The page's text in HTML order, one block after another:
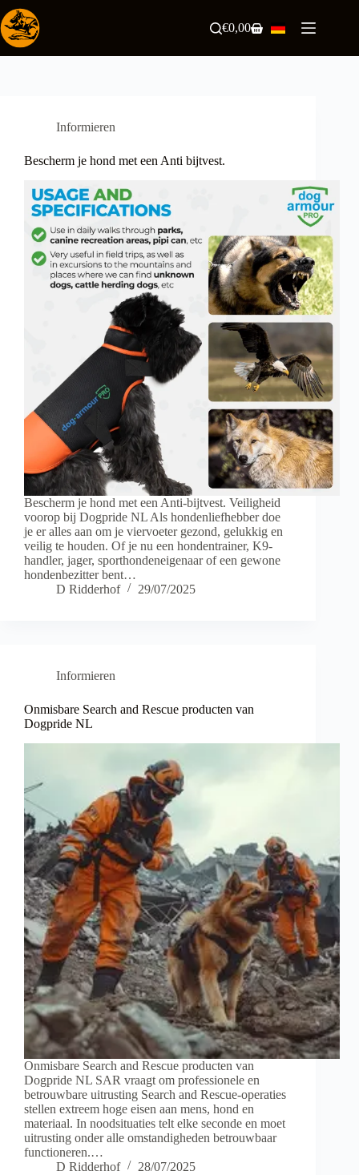
Zum
Inhalt
springen
Warenkorb
€0,00
Informieren
Bescherm je hond met een Anti bijtvest.
Bescherm je hond met een Anti-bijtvest. Veiligheid
voorop bij Dogpride NL Als hondenliefhebber doe
je er alles aan om je viervoeter gezond, gelukkig en
veilig te houden. Of je nu een hondentrainer, K9-
handler, jager, sporthondeneigenaar of een gewone
hondenbezitter bent…
D Ridderhof
29/07/2025
Informieren
Onmisbare Search and Rescue producten van
Dogpride NL
Onmisbare Search and Rescue producten van
Dogpride NL SAR vraagt om professionele en
betrouwbare uitrusting Search and Rescue-operaties
stellen extreem hoge eisen aan mens, hond en
materiaal. In noodsituaties telt elke seconde en moet
uitrusting onder alle omstandigheden betrouwbaar
functioneren.…
D Ridderhof
28/07/2025